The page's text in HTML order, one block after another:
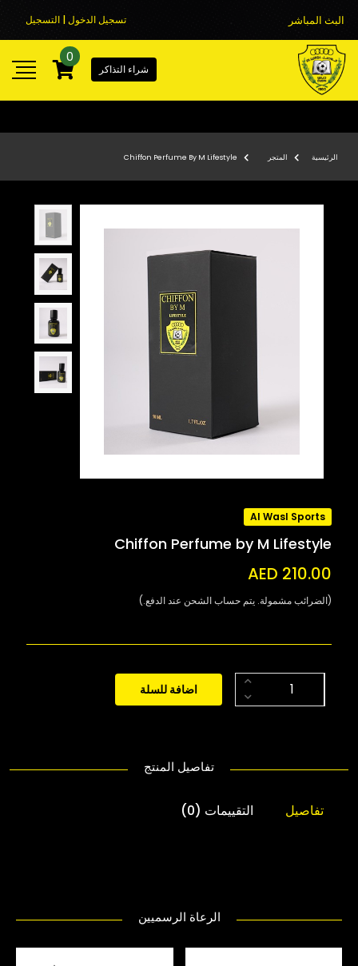
البث المباشر تسجيل الدخول | التسجيل
شراء التذاكر
0
الرئيسية المتجر Chiffon Perfume By M Lifestyle
Al Wasl Sports
Chiffon Perfume by M Lifestyle
AED 210.00
(الضرائب مشمولة. يتم حساب الشحن عند الدفع.)
اضافة للسلة
تفاصيل المنتج
تفاصيل التقييمات (0)
الرعاة الرسميين